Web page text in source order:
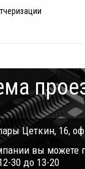
Цеткин, 16,
вы можете
30 до 13-20